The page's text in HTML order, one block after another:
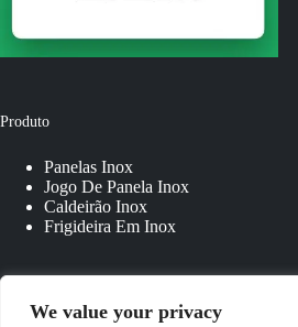
We value your privacy
Produto
Panelas Inox
Jogo De Panela Inox
Caldeirão Inox
Frigideira Em Inox